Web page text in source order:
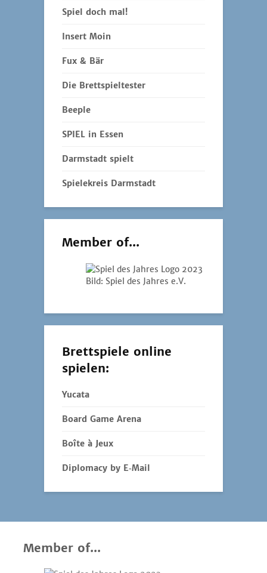
Spiel doch mal!
Insert Moin
Fux & Bär
Die Brettspieltester
Beeple
SPIEL in Essen
Darmstadt spielt
Spielekreis Darmstadt
Member of...
Bild: Spiel des Jahres e.V.
Brettspiele online
spielen:
Yucata
Board Game Arena
Boîte à Jeux
Diplomacy by E‑Mail
Member of...